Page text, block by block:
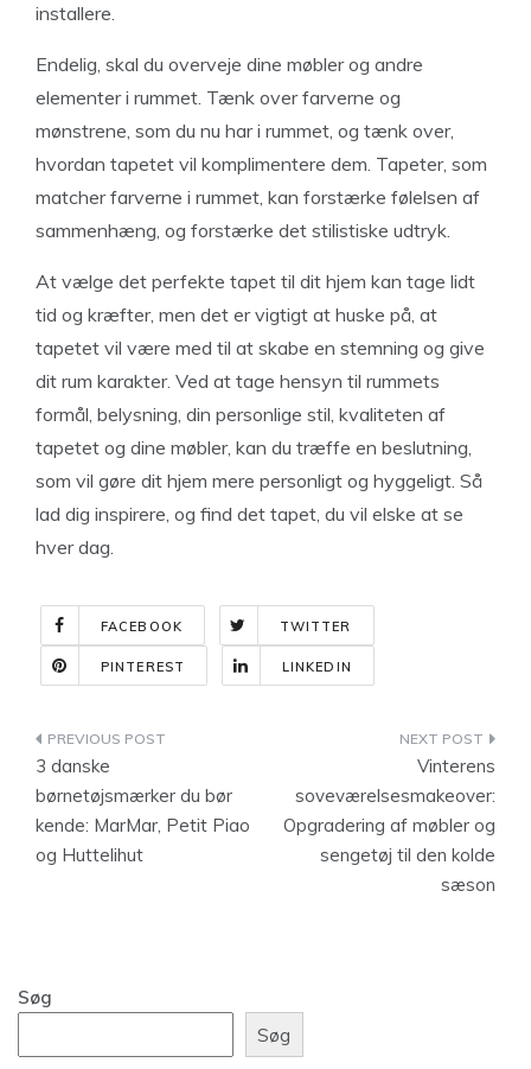
installere.
Endelig, skal du overveje dine møbler og andre
elementer i rummet. Tænk over farverne og
mønstrene, som du nu har i rummet, og tænk over,
hvordan tapetet vil komplimentere dem. Tapeter, som
matcher farverne i rummet, kan forstærke følelsen af
sammenhæng, og forstærke det stilistiske udtryk.
At vælge det perfekte tapet til dit hjem kan tage lidt
tid og kræfter, men det er vigtigt at huske på, at
tapetet vil være med til at skabe en stemning og give
dit rum karakter. Ved at tage hensyn til rummets
formål, belysning, din personlige stil, kvaliteten af
tapetet og dine møbler, kan du træffe en beslutning,
som vil gøre dit hjem mere personligt og hyggeligt. Så
lad dig inspirere, og find det tapet, du vil elske at se
hver dag.
FACEBOOK TWITTER
PINTEREST LINKEDIN
Indlægsnavigation
3 danske
børnetøjsmærker du bør
kende: MarMar, Petit Piao
og Huttelihut
Vinterens
soveværelsesmakeover:
Opgradering af møbler og
sengetøj til den kolde
sæson
Søg
Søg